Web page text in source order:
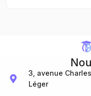
3, avenue
Léger